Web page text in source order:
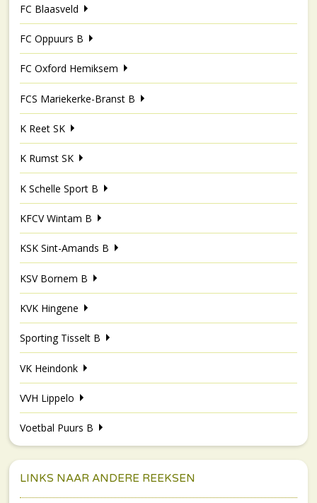
FC Blaasveld
FC Oppuurs B
FC Oxford Hemiksem
FCS Mariekerke-Branst B
K Reet SK
K Rumst SK
K Schelle Sport B
KFCV Wintam B
KSK Sint-Amands B
KSV Bornem B
KVK Hingene
Sporting Tisselt B
VK Heindonk
VVH Lippelo
Voetbal Puurs B
LINKS NAAR ANDERE REEKSEN